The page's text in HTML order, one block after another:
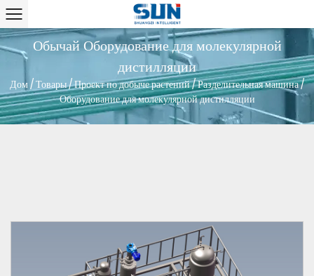
Обычай Оборудование для молекулярной
дистилляции
Дом/Товары/Проект по добыче растений/Разделительная машина/
Оборудование для молекулярной дистилляции